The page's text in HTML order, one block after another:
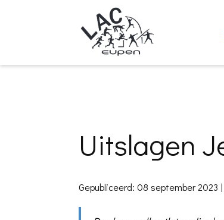
Uitslagen
Gepubliceerd: 08 september 2023